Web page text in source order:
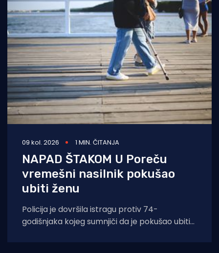
09 kol. 2026 1 MIN. ČITANJA
NAPAD ŠTAKOM U Poreču
vremešni nasilnik pokušao
ubiti ženu
Policija je dovršila istragu protiv 74-
godišnjaka kojeg sumnjiči da je pokušao ubiti